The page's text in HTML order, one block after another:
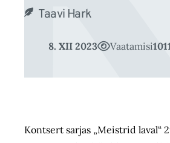
Taavi Hark
8. XII 2023 Vaatamisi
Kontsert sarjas „Meistrid laval“